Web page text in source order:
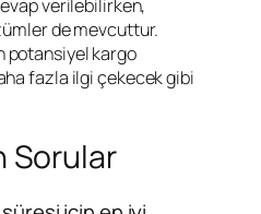
verilebilirken,
de mevcuttur.
potansiyel kargo
fazla ilgi çekecek gibi
Sorular